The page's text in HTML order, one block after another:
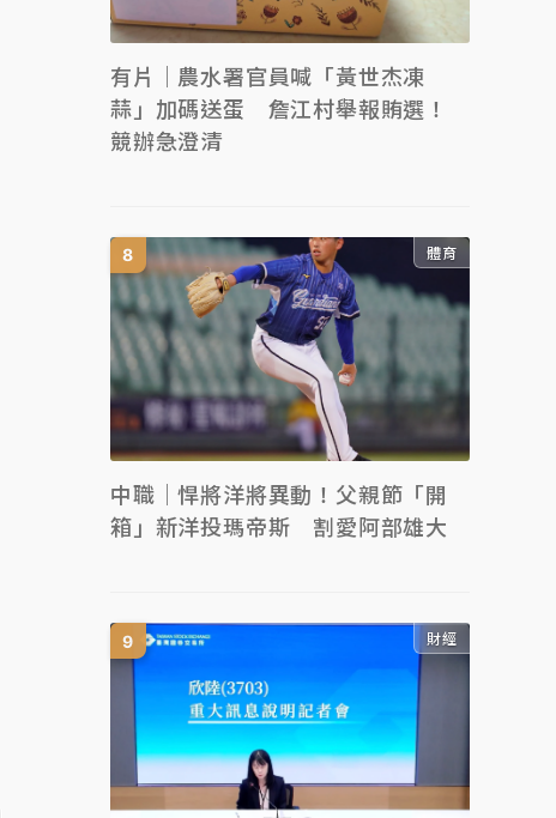
有片｜農水署官員喊「黃世杰凍
蒜」加碼送蛋 詹江村舉報賄選！
競辦急澄清
體育
中職｜悍將洋將異動！父親節「開
箱」新洋投瑪帝斯 割愛阿部雄大
財經